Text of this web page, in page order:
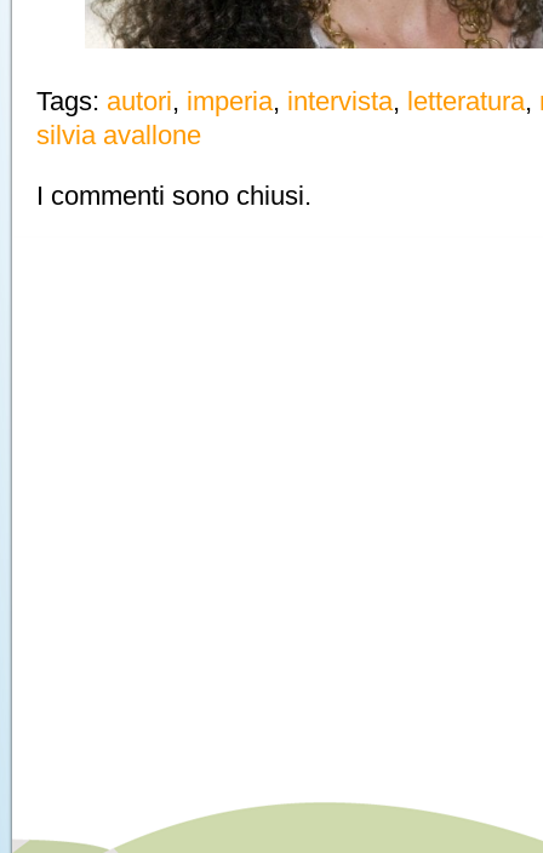
Tags: autori, imperia, intervista, letteratura,
silvia avallone
I commenti sono chiusi.